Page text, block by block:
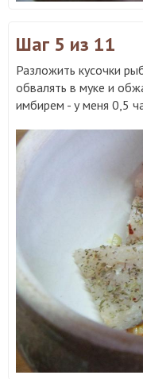
Шаг 5 из 11
Разложить кусочки
обвалять в муке и
имбирем - у меня 0,5